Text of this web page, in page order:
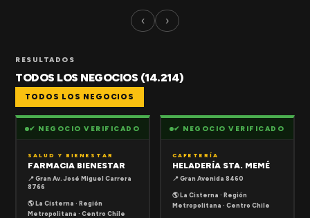
‹ ›
RESULTADOS
TODOS LOS NEGOCIOS (14.214)
TODOS LOS NEGOCIOS
✔ NEGOCIO VERIFICADO
SALUD Y BIENESTAR
FARMACIA BIENESTAR
📍 Gran Av. José Miguel Carrera
8766
🌎 La Cisterna · Región
Metropolitana · Centro Chile
✔ NEGOCIO VERIFICADO
CAFETERÍA
HELADERÍA STA. MEMÉ
📍 Gran Avenida 8460
🌎 La Cisterna · Región
Metropolitana · Centro Chile